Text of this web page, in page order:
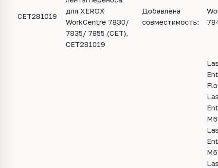
CET281019
для XEROX
WorkCentre 7830/
7835/ 7855 (CET),
CET281019
Добавлена
совместимость: